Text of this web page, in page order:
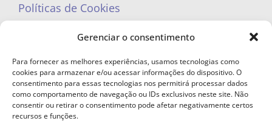
Gerenciar o consentimento
Para fornecer as melhores experiências, usamos tecnologias como
cookies para armazenar e/ou acessar informações do dispositivo. O
consentimento para essas tecnologias nos permitirá processar dados
como comportamento de navegação ou IDs exclusivos neste site. Não
consentir ou retirar o consentimento pode afetar negativamente certos
recursos e funções.
Políticas de Cookies
portaleufemea@gmail.com